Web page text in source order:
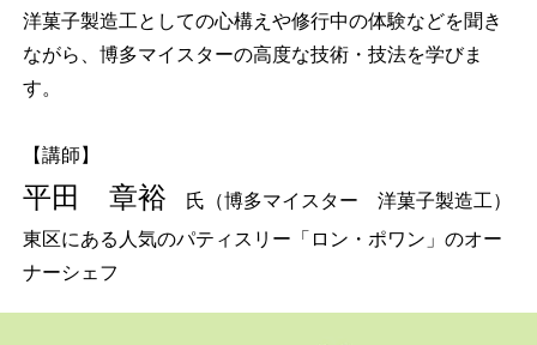
洋菓子製造工としての心構えや修行中の体験などを聞き
ながら、博多マイスターの高度な技術・技法を学びま
す。
【講師】
平田 章裕 氏（博多マイスター 洋菓子製造工）
東区にある人気のパティスリー「ロン・ポワン」のオー
ナーシェフ